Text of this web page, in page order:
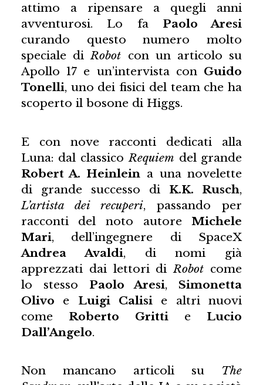
attimo a ripensare a quegli anni
avventurosi. Lo fa Paolo Aresi
curando questo numero molto
speciale diRobot con un articolo su
Apollo 17 e un’intervista con Guido
Tonelli, uno dei fisici del team che ha
scoperto il bosone di Higgs.
E con nove racconti dedicati alla
Luna: dal classico Requiem del grande
Robert A. Heinlein a una novelette
di grande successo di K.K. Rusch,
L’artista dei recuperi, passando per
racconti del noto autore Michele
Mari, dell’ingegnere di SpaceX
Andrea Avaldi, di nomi già
apprezzati dai lettori di Robot come
lo stesso Paolo Aresi, Simonetta
Olivo e Luigi Calisi e altri nuovi
come Roberto Gritti e Lucio
Dall’Angelo.
Non mancano articoli su The